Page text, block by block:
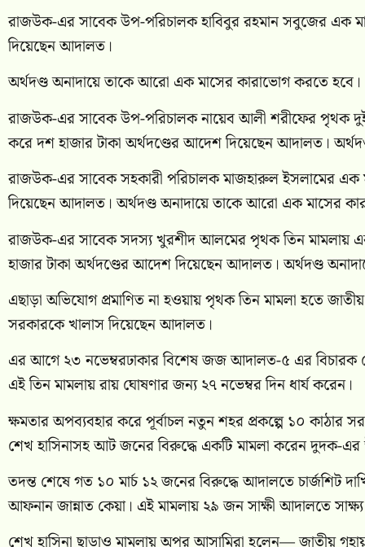
রাজউক-এর সাবেক উপ-পরিচালক হাবিবুর রহমান সবুজের এক
দিয়েছেন আদালত।
অর্থদণ্ড অনাদায়ে তাকে আরো এক মাসের কারাভোগ করতে হবে।
রাজউক-এর সাবেক উপ-পরিচালক নায়েব আলী শরীফের পৃথক
করে দশ হাজার টাকা অর্থদণ্ডের আদেশ দিয়েছেন আদালত।
রাজউক-এর সাবেক সহকারী পরিচালক মাজহারুল ইসলামের এক
দিয়েছেন আদালত। অর্থদণ্ড অনাদায়ে তাকে আরো এক মাসের
রাজউক-এর সাবেক সদস্য খুরশীদ আলমের পৃথক তিন মামলায়
হাজার টাকা অর্থদণ্ডের আদেশ দিয়েছেন আদালত। অর্থদণ্ড
এছাড়া অভিযোগ প্রমাণিত না হওয়ায় পৃথক তিন মামলা হতে
সরকারকে খালাস দিয়েছেন আদালত।
এর আগে ২৩ নভেম্বরঢাকার বিশেষ জজ আদালত-৫ এর বিচারক
এই তিন মামলায় রায় ঘোষণার জন্য ২৭ নভেম্বর দিন ধার্য করেন।
ক্ষমতার অপব্যবহার করে পূর্বাচল নতুন শহর প্রকল্পে ১০ কাঠার
শেখ হাসিনাসহ আট জনের বিরুদ্ধে একটি মামলা করেন দুদক-এর
তদন্ত শেষে গত ১০ মার্চ ১২ জনের বিরুদ্ধে আদালতে চার্জশিট
আফনান জান্নাত কেয়া। এই মামলায় ২৯ জন সাক্ষী আদালতে